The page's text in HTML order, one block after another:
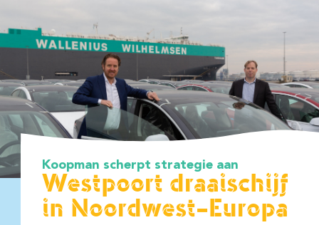
Koopman scherpt strategie aan
Westpoort draaischijf
in Noordwest-Europa